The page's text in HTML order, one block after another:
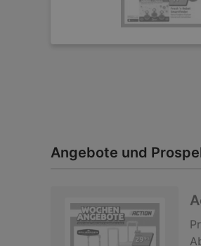
Angebote und